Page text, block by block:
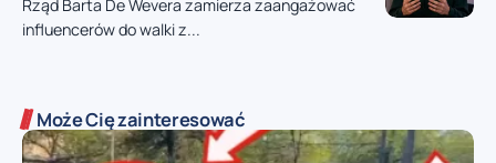
Rząd Barta De Wevera zamierza zaangażować
influencerów do walki z...
Może Cię zainteresować